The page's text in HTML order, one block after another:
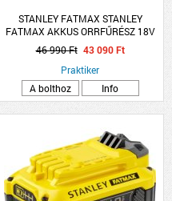
STANLEY FATMAX STANLEY
FATMAX AKKUS ORRFŰRÉSZ 18V
AKKU ÉS TÖLTŐ NÉLKÜL
46 990 Ft 43 090 Ft
Praktiker
A bolthoz
Info